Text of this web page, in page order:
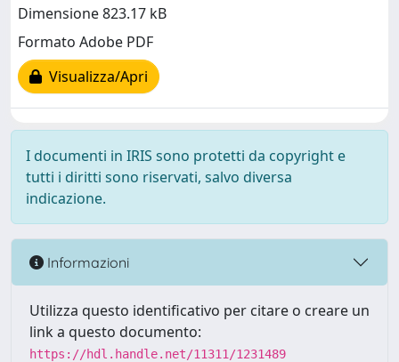
Dimensione 823.17 kB
Formato Adobe PDF
Visualizza/Apri
I documenti in IRIS sono protetti da copyright e
tutti i diritti sono riservati, salvo diversa
indicazione.
Informazioni
Utilizza questo identificativo per citare o creare un
link a questo documento:
https://hdl.handle.net/11311/1231489